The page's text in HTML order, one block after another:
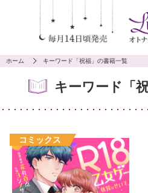
ホーム キーワード「祝福」の書籍一覧
キーワード「